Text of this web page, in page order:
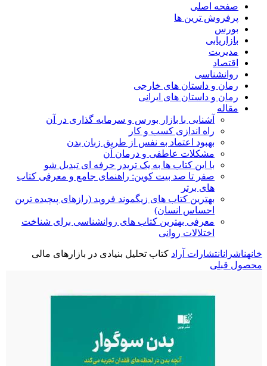
صفحه اصلی
پرفروش ترین ها
بورس
بازاریابی
مدیریت
اقتصاد
روانشناسی
رمان و داستان های خارجی
رمان و داستان های ایرانی
مقاله
آشنایی با بازار بورس و سرمایه گذاری در آن
راه اندازی کسب و کار
بهبود اعتماد به نفس از طریق زبان بدن
مشکلات عاطفی و درمان آن
با این کتاب ها به یک تریدر حرفه ای تبدیل شو
صفر تا صد بیت کوین: راهنمای جامع و معرفی کتاب
های برتر
بهترین کتاب های زیگموند فروید (رازهای پیچیده ترین
احساس انسان)
معرفی بهترین کتاب های روانشناسی برای شناخت
اختلالات روانی
خانهناشرانانتشارات آراد کتاب تحلیل بنیادی در بازارهای مالی
محصول قبلی